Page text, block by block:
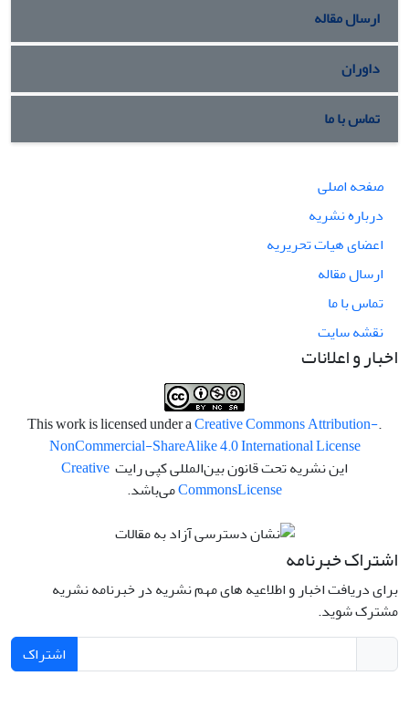
ارسال مقاله
داوران
تماس با ما
صفحه اصلی
درباره نشریه
اعضای هیات تحریریه
ارسال مقاله
تماس با ما
نقشه سایت
اخبار و اعلانات
.This work is licensed under a
Creative Commons Attribution-
NonCommercial-ShareAlike 4.0 International License
این نشریه تحت قانون بین‌المللی کپی رایت Creative
CommonsLicense می‌باشد.
اشتراک خبرنامه
برای دریافت اخبار و اطلاعیه های مهم نشریه در خبرنامه نشریه
مشترک شوید.
اشتراک